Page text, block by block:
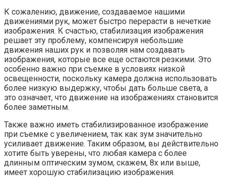
К сожалению, движение, создаваемое нашими
движениями рук, может быстро перерасти в нечеткие
изображения. К счастью, стабилизация изображения
решает эту проблему, компенсируя небольшие
движения наших рук и позволяя нам создавать
изображения, которые все еще остаются резкими. Это
особенно важно при съемке в условиях низкой
освещенности, поскольку камера должна использовать
более низкую выдержку, чтобы дать больше света, а
это означает, что движение на изображениях становится
более заметным.
Также важно иметь стабилизированное изображение
при съемке с увеличением, так как зум значительно
усиливает движение. Таким образом, вы действительно
хотите быть уверены, что любая камера с более
длинным оптическим зумом, скажем, 8x или выше,
имеет хорошую стабилизацию изображения.